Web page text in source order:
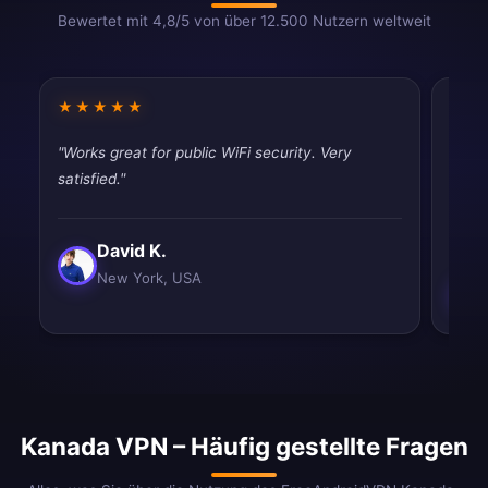
Bewertet mit 4,8/5 von über 12.500 Nutzern weltweit
★★★★★
"Works great for public WiFi security. Very
satisfied."
David K.
New York, USA
Kanada VPN – Häufig gestellte Fragen